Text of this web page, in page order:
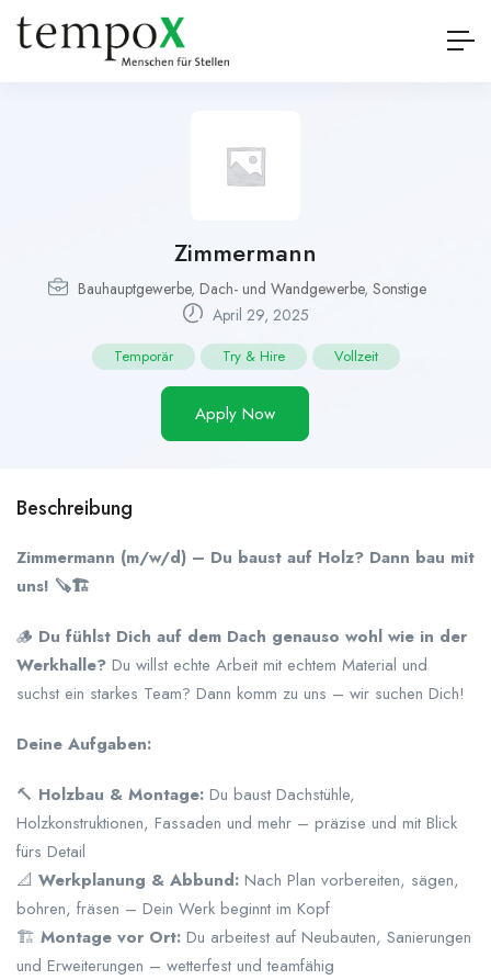
Zimmermann
Bauhauptgewerbe, Dach- und Wandgewerbe, Sonstige
April 29, 2025
Temporär Try & Hire Vollzeit
Apply Now
Beschreibung
Zimmermann (m/w/d) – Du baust auf Holz? Dann bau mit
uns! 🪚🏗️
🪵 Du fühlst Dich auf dem Dach genauso wohl wie in der
Werkhalle? Du willst echte Arbeit mit echtem Material und
suchst ein starkes Team? Dann komm zu uns – wir suchen Dich!
Deine Aufgaben:
🔨 Holzbau & Montage: Du baust Dachstühle,
Holzkonstruktionen, Fassaden und mehr – präzise und mit Blick
fürs Detail
📐 Werkplanung & Abbund: Nach Plan vorbereiten, sägen,
bohren, fräsen – Dein Werk beginnt im Kopf
🏗️ Montage vor Ort: Du arbeitest auf Neubauten, Sanierungen
und Erweiterungen – wetterfest und teamfähig